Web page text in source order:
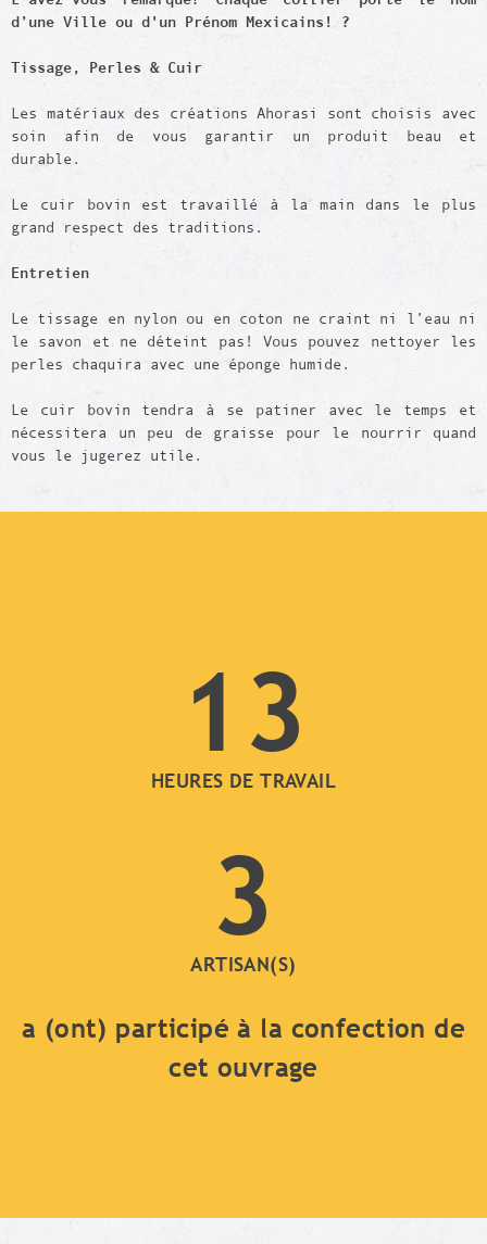
d’une Ville ou d'un Prénom Mexicains! ?
Tissage, Perles & Cuir
Les matériaux des créations Ahorasi sont choisis avec
soin afin de vous garantir un produit beau et
durable.
Le cuir bovin est travaillé à la main dans le plus
grand respect des traditions.
Entretien
Le tissage en nylon ou en coton ne craint ni l’eau ni
le savon et ne déteint pas! Vous pouvez nettoyer les
perles chaquira avec une éponge humide.
Le cuir bovin tendra à se patiner avec le temps et
nécessitera un peu de graisse pour le nourrir quand
vous le jugerez utile.
13
HEURES DE TRAVAIL
3
ARTISAN(S)
a (ont) participé à la confection de
cet ouvrage